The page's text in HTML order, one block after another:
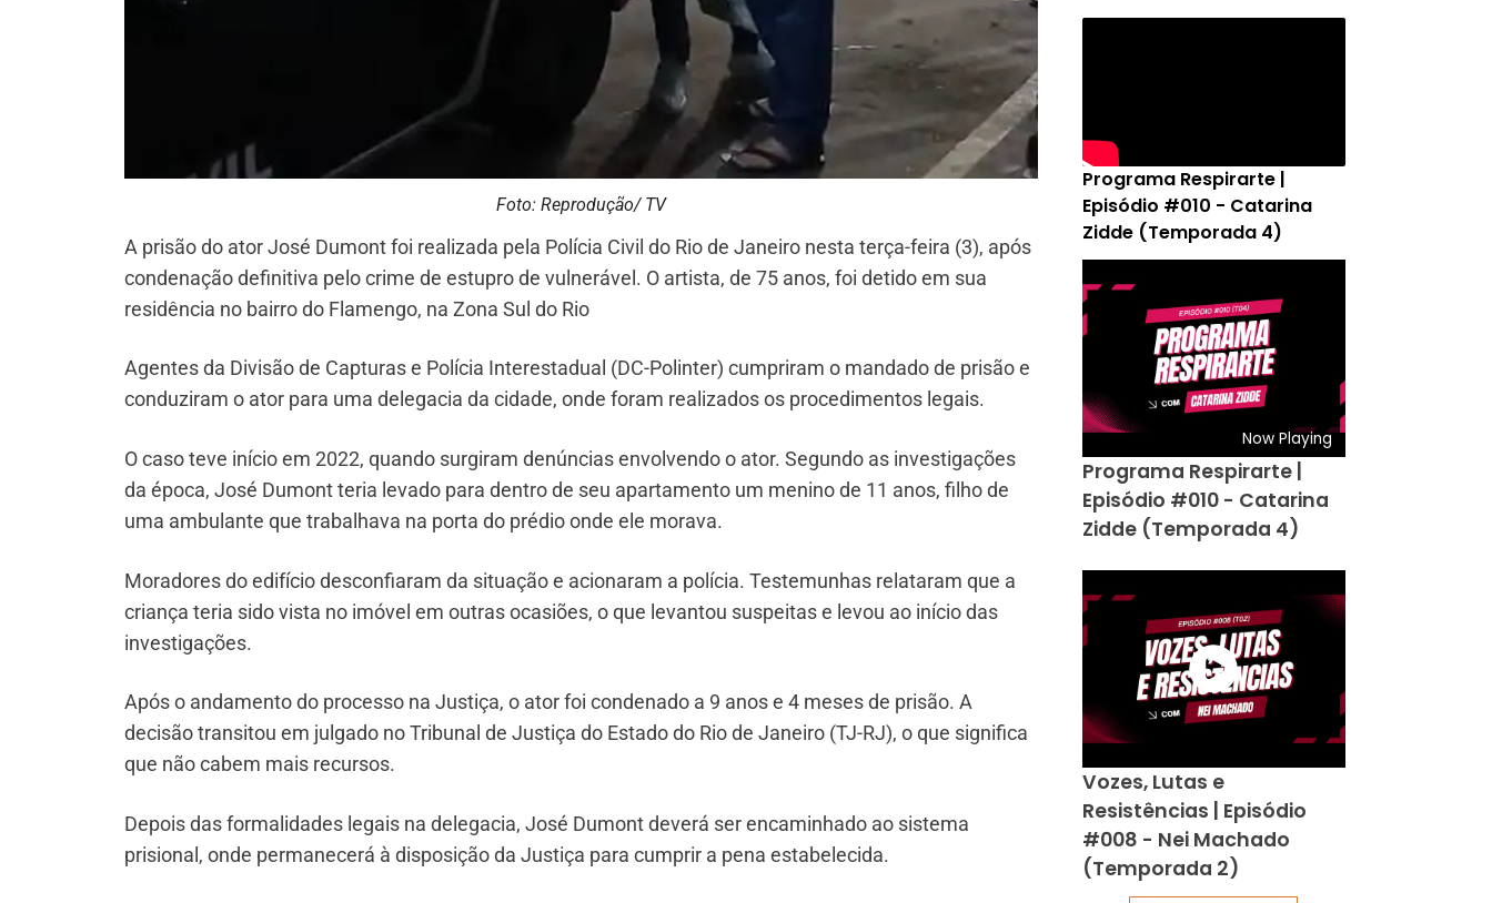
Foto: Reprodução/ TV
A prisão do ator José Dumont foi realizada pela Polícia Civil do Rio de Janeiro nesta terça-feira (3), após
condenação definitiva pelo crime de estupro de vulnerável. O artista, de 75 anos, foi detido em sua
residência no bairro do Flamengo, na Zona Sul do Rio
Agentes da Divisão de Capturas e Polícia Interestadual (DC-Polinter) cumpriram o mandado de prisão e
conduziram o ator para uma delegacia da cidade, onde foram realizados os procedimentos legais.
O caso teve início em 2022, quando surgiram denúncias envolvendo o ator. Segundo as investigações
da época, José Dumont teria levado para dentro de seu apartamento um menino de 11 anos, filho de
uma ambulante que trabalhava na porta do prédio onde ele morava.
Moradores do edifício desconfiaram da situação e acionaram a polícia. Testemunhas relataram que a
criança teria sido vista no imóvel em outras ocasiões, o que levantou suspeitas e levou ao início das
investigações.
Após o andamento do processo na Justiça, o ator foi condenado a 9 anos e 4 meses de prisão. A
decisão transitou em julgado no Tribunal de Justiça do Estado do Rio de Janeiro (TJ-RJ), o que significa
que não cabem mais recursos.
Depois das formalidades legais na delegacia, José Dumont deverá ser encaminhado ao sistema
prisional, onde permanecerá à disposição da Justiça para cumprir a pena estabelecida.
Programa Respirarte |
Episódio #010 - Catarina
Zidde (Temporada 4)
Now Playing
Programa Respirarte |
Episódio #010 - Catarina
Zidde (Temporada 4)
Vozes, Lutas e
Resistências | Episódio
#008 - Nei Machado
(Temporada 2)